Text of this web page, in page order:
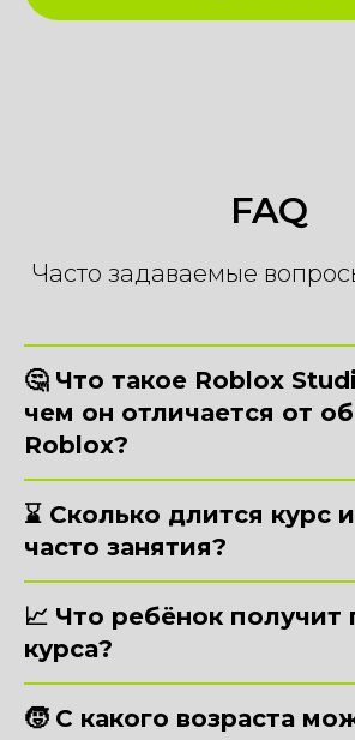
FAQ
Часто задаваемые
🤔 Что такое Roblox
чем он отличается от
Roblox?
⌛ Сколько длится курс
часто занятия?
📈 Что ребёнок получит
курса?
🧒 С какого возраста